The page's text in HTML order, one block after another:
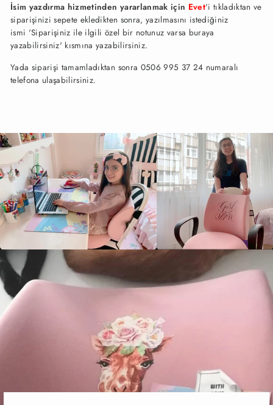
İsim yazdırma hizmetinden yararlanmak için Evet'i tıkladıktan ve
siparişinizi sepete ekledikten sonra, yazılmasını istediğiniz
ismi 'Siparişiniz ile ilgili özel bir notunuz varsa buraya
yazabilirsiniz' kısmına yazabilirsiniz.
Yada siparişi tamamladıktan sonra 0506 995 37 24 numaralı
telefona ulaşabilirsiniz.